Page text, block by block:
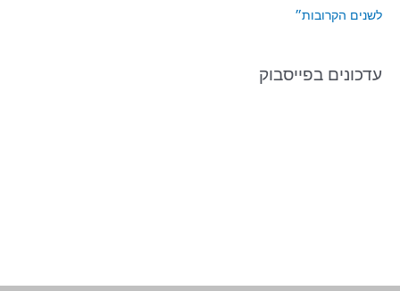
לשנים הקרובות״
עדכונים בפייסבוק